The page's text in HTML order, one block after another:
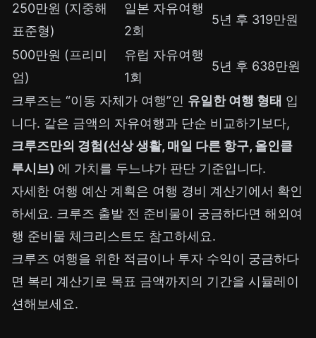
250만원 (지중해
표준형)
일본 자유여행
2회
5년 후 319만원
500만원 (프리미
엄)
유럽 자유여행
1회
5년 후 638만원
크루즈는 “이동 자체가 여행”인 유일한 여행 형태 입
니다. 같은 금액의 자유여행과 단순 비교하기보다,
크루즈만의 경험(선상 생활, 매일 다른 항구, 올인클
루시브) 에 가치를 두느냐가 판단 기준입니다.
자세한 여행 예산 계획은 여행 경비 계산기에서 확인
하세요. 크루즈 출발 전 준비물이 궁금하다면 해외여
행 준비물 체크리스트도 참고하세요.
크루즈 여행을 위한 적금이나 투자 수익이 궁금하다
면 복리 계산기로 목표 금액까지의 기간을 시뮬레이
션해보세요.